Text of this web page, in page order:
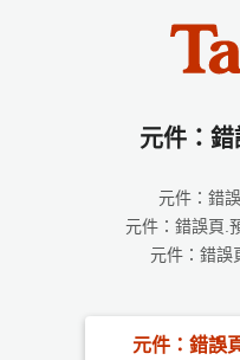
元件：
元件：錯
元件：錯誤頁.
元件：錯誤
元件：錯誤